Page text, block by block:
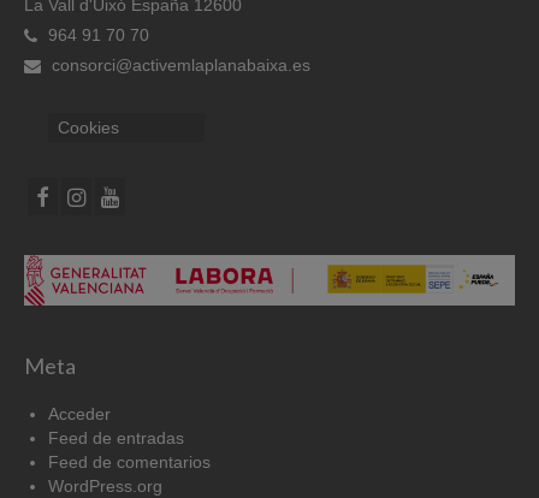
La Vall d'Uixó España 12600
964 91 70 70
consorci@activemlaplanabaixa.es
Cookies
Meta
Acceder
Feed de entradas
Feed de comentarios
WordPress.org